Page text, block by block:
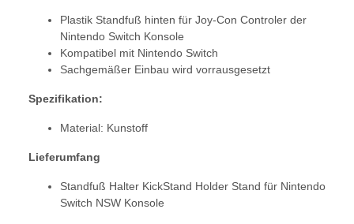
Plastik Standfuß hinten für Joy-Con Controler der
Nintendo Switch Konsole
Kompatibel mit Nintendo Switch
Sachgemäßer Einbau wird vorrausgesetzt
Spezifikation:
Material: Kunstoff
Lieferumfang
Standfuß Halter KickStand Holder Stand für Nintendo
Switch NSW Konsole